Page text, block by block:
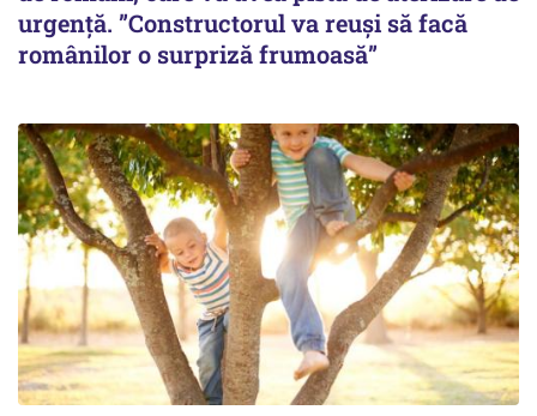
urgență. ”Constructorul va reuși să facă
românilor o surpriză frumoasă”